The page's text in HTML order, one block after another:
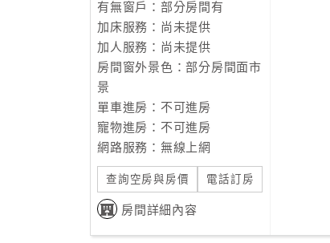
有無窗戶：部分房間有
加床服務：尚未提供
加人服務：尚未提供
房間窗外景色：部分房間面市
景
單車進房：不可進房
寵物進房：不可進房
網路服務：無線上網
查詢空房與房價 電話訂房
房間詳細內容